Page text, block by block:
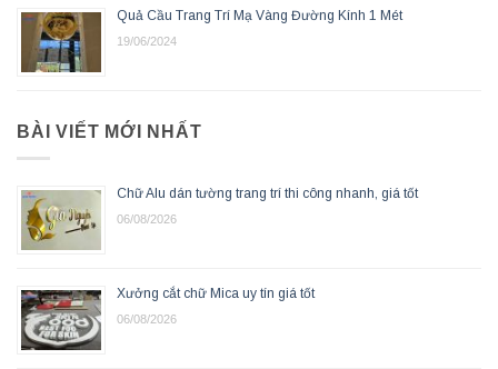
Quả Cầu Trang Trí Mạ Vàng Đường Kính 1 Mét
19/06/2024
BÀI VIẾT MỚI NHẤT
Chữ Alu dán tường trang trí thi công nhanh, giá tốt
06/08/2026
Xưởng cắt chữ Mica uy tín giá tốt
06/08/2026